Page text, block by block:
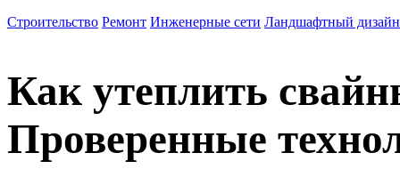
Строительство Ремонт Инженерные сети Ландшафтный дизайн
Как утеплить
Проверенные